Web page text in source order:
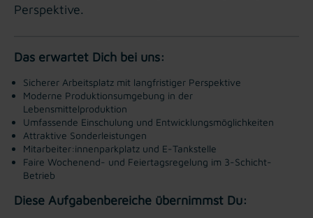
Perspektive.
Das erwartet Dich bei uns:
Sicherer Arbeitsplatz mit langfristiger Perspektive
Moderne Produktionsumgebung in der
Lebensmittelproduktion
Umfassende Einschulung und Entwicklungsmöglichkeiten
Attraktive Sonderleistungen
Mitarbeiter:innenparkplatz und E-Tankstelle
Faire Wochenend- und Feiertagsregelung im 3-Schicht-
Betrieb
Diese Aufgabenbereiche übernimmst Du: